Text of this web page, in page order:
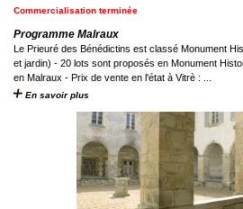
Commercialisation terminée
Programme Malraux
Le Prieuré des Bénédictins est classé Monument
et jardin) - 20 lots sont proposés en Monument
en Malraux - Prix de vente en l'état à Vitrè : ...
En savoir plus